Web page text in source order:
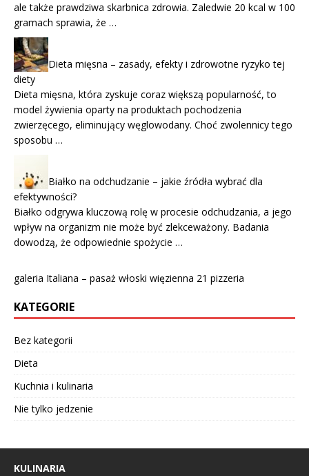
ale także prawdziwa skarbnica zdrowia. Zaledwie 20 kcal w 100
gramach sprawia, że …
Dieta mięsna – zasady, efekty i zdrowotne ryzyko tej
diety
Dieta mięsna, która zyskuje coraz większą popularność, to
model żywienia oparty na produktach pochodzenia
zwierzęcego, eliminujący węglowodany. Choć zwolennicy tego
sposobu …
Białko na odchudzanie – jakie źródła wybrać dla
efektywności?
Białko odgrywa kluczową rolę w procesie odchudzania, a jego
wpływ na organizm nie może być zlekceważony. Badania
dowodzą, że odpowiednie spożycie …
galeria Italiana – pasaż włoski więzienna 21 pizzeria
KATEGORIE
Bez kategorii
Dieta
Kuchnia i kulinaria
Nie tylko jedzenie
KULINARIA